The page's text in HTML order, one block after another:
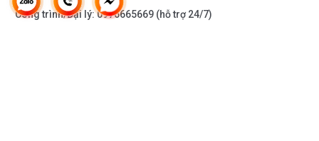
Công trình/Đại lý:0976665669 (hỗ trợ 24/7)